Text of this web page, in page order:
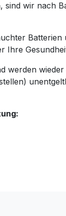
wir nach
Ihre
werden